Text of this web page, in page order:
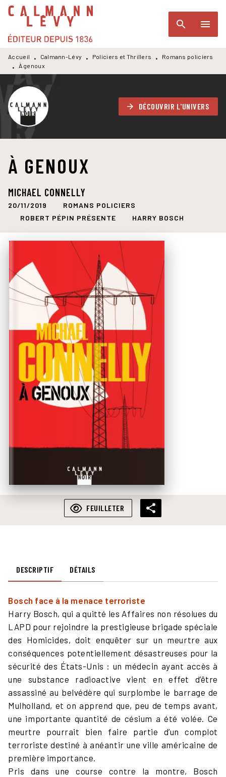
MENU RECHERCHE
PIED DE PAGE
search menu
Accueil • Calmann-Lévy • Policiers et Thrillers •
Romans policiers
•
À genoux
arrow_forward DÉCOUVRIR L'UNIVERS
À GENOUX
MICHAEL CONNELLY
20/11/2019
ROMANS POLICIERS
ROBERT PÉPIN PRÉSENTE
HARRY BOSCH
FEUILLETER
DESCRIPTIF DÉTAILS
Bosch face à la menace terroriste
Harry Bosch, qui a quitté les Affaires non résolues du
LAPD pour rejoindre la prestigieuse brigade spéciale
des Homicides, doit enquêter sur un meurtre aux
conséquences potentiellement désastreuses pour la
sécurité des États-Unis : un médecin ayant accès à
une substance radioactive vient en effet d’être
assassiné au belvédère qui surplombe le barrage de
Mulholland, et on apprend que, peu de temps avant,
une importante quantité de césium a été volée. Ce
meurtre pourrait bien faire partie d’un complot
terroriste destiné à anéantir une ville américaine de
première importance.
Pris dans une course contre la montre, Bosch